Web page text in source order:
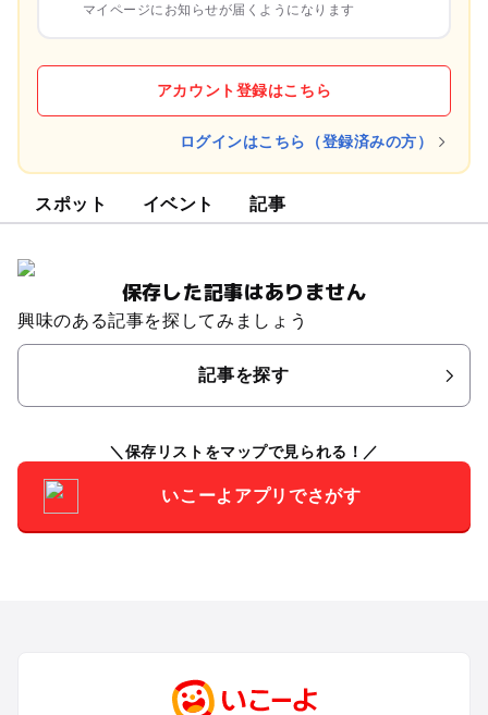
マイページにお知らせが届くようになります
アカウント登録はこちら
ログインはこちら（登録済みの方）
スポット イベント 記事
保存した記事はありません
興味のある記事を探してみましょう
記事を探す
保存リストをマップで見られる！
いこーよアプリでさがす